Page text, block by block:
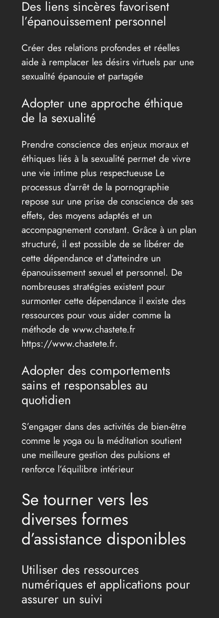
Des liens sincères favorisent
l’épanouissement personnel
Créer des relations profondes et réelles
aide à remplacer les désirs virtuels par une
sexualité épanouie et partagée
Adopter une approche éthique
de la sexualité
Prendre conscience des enjeux moraux et
éthiques liés à la sexualité permet de vivre
une vie intime plus respectueuse Le
processus d’arrêt de la pornographie
repose sur une prise de conscience de ses
effets, des moyens adaptés et un
accompagnement constant. Grâce à un plan
structuré, il est possible de se libérer de
cette dépendance et d’atteindre un
épanouissement sexuel et personnel. De
nombreuses stratégies existent pour
surmonter cette dépendance il existe des
ressources pour vous aider comme la
méthode de www.chastete.fr
https://www.chastete.fr.
Adopter des comportements
sains et responsables au
quotidien
S’engager dans des activités de bien-être
comme le yoga ou la méditation soutient
une meilleure gestion des pulsions et
renforce l’équilibre intérieur
Se tourner vers les
diverses formes
d’assistance disponibles
Utiliser des ressources
numériques et applications pour
assurer un suivi